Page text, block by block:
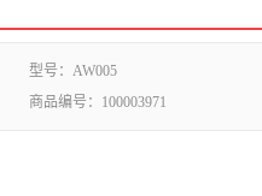
型号： AW005
商品编号： 100003971